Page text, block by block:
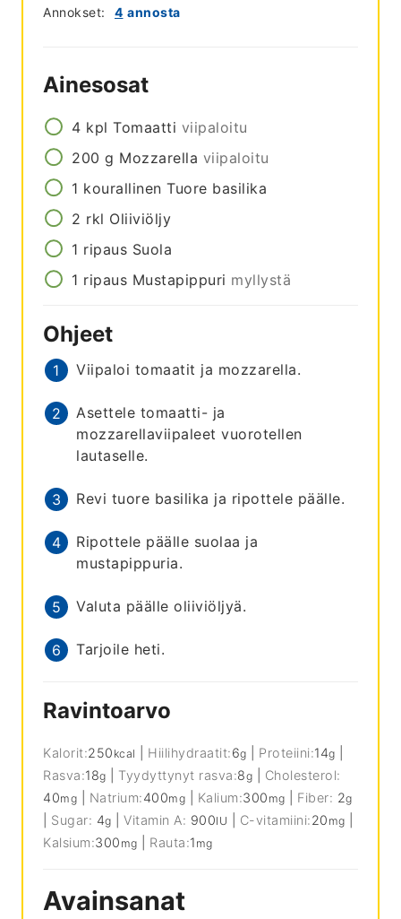
Annokset: 4 annosta
Ainesosat
4 kpl Tomaatti viipaloitu
200 g Mozzarella viipaloitu
1 kourallinen Tuore basilika
2 rkl Oliiviöljy
1 ripaus Suola
1 ripaus Mustapippuri myllystä
Ohjeet
Viipaloi tomaatit ja mozzarella.
Asettele tomaatti- ja
mozzarellaviipaleet vuorotellen
lautaselle.
Revi tuore basilika ja ripottele päälle.
Ripottele päälle suolaa ja
mustapippuria.
Valuta päälle oliiviöljyä.
Tarjoile heti.
Ravintoarvo
Kalorit:250 kcal Hiilihydraatit:6g Proteiini:14g
Rasva:18g Tyydyttynyt rasva:8g
Cholesterol:
40mg Natrium:400mg Kalium:300 mg Fiber: 2g
Sugar: 4g |Vitamin A: 900IU C-vitamiini:20 mg
Kalsium:300 mg Rauta:1 mg
Avainsanat